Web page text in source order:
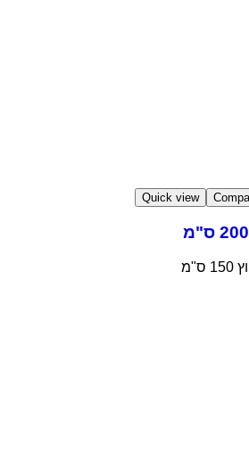
Quick view